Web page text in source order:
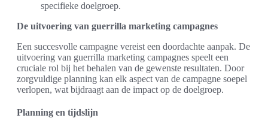
specifieke doelgroep.
De uitvoering van guerrilla marketing campagnes
Een succesvolle campagne vereist een doordachte aanpak. De
uitvoering van guerrilla marketing campagnes speelt een
cruciale rol bij het behalen van de gewenste resultaten. Door
zorgvuldige planning kan elk aspect van de campagne soepel
verlopen, wat bijdraagt aan de impact op de doelgroep.
Planning en tijdslijn